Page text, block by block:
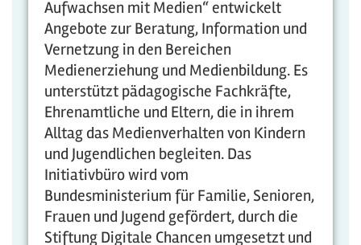
Aufwachsen mit Medien“ entwickelt
Angebote zur Beratung, Information und
Vernetzung in den Bereichen
Medienerziehung und Medienbildung. Es
unterstützt pädagogische Fachkräfte,
Ehrenamtliche und Eltern, die in ihrem
Alltag das Medienverhalten von Kindern
und Jugendlichen begleiten. Das
Initiativbüro wird vom
Bundesministerium für Familie, Senioren,
Frauen und Jugend gefördert, durch die
Stiftung Digitale Chancen umgesetzt und